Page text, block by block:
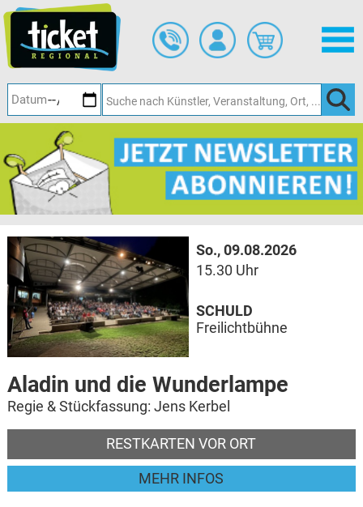
Hauptinhalt
springen
So., 09.08.2026
15.30 Uhr
Aladin und die Wunderlampe
Regie & Stückfassung: Jens Kerbel
RESTKARTEN VOR ORT
MEHR INFOS
SCHULD
Freilichtbühne